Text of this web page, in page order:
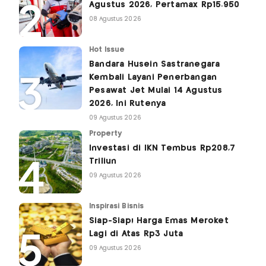
Agustus 2026, Pertamax Rp15.950
08 Agustus 2026
Hot Issue
Bandara Husein Sastranegara
Kembali Layani Penerbangan
Pesawat Jet Mulai 14 Agustus
2026, Ini Rutenya
09 Agustus 2026
Property
Investasi di IKN Tembus Rp208,7
Triliun
09 Agustus 2026
Inspirasi Bisnis
Siap-Siap! Harga Emas Meroket
Lagi di Atas Rp3 Juta
09 Agustus 2026